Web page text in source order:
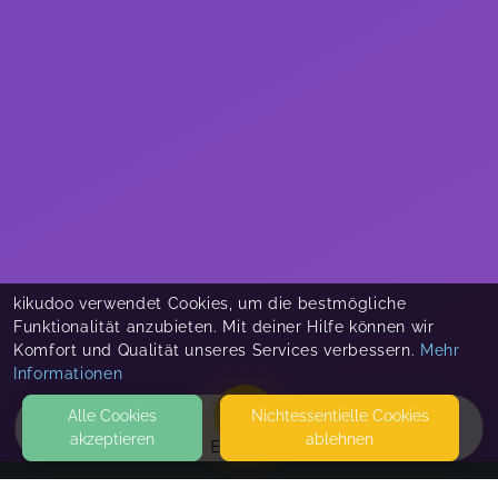
EVENTS
kikudoo verwendet Cookies, um die bestmögliche
Funktionalität anzubieten. Mit deiner Hilfe können wir
Komfort und Qualität unseres Services verbessern. Mehr
Informationen
Alle Cookies
akzeptieren
Nicht­essentielle Cookies
ablehnen